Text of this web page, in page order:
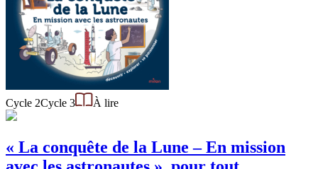
Cycle 2Cycle 3 À lire
« La conquête de la Lune – En mission